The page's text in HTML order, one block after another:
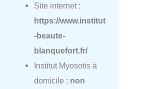
Site internet :
https://www.institut
-beaute-
blanquefort.fr/
Institut Myosotis à
domicile : non